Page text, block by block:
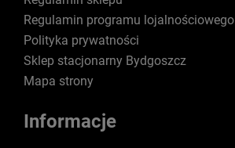
Regulamin programu lojalnościowego
Polityka prywatności
Sklep stacjonarny Bydgoszcz
Mapa strony
Informacje